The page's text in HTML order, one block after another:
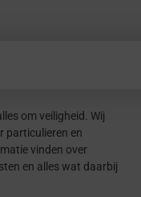
om veiligheid. Wij
particulieren en
vinden over
en alles wat daarbij